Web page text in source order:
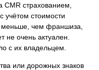
страхованием,
учётом стоимости
меньше, чем франшиза,
не очень актуален.
с их владельцем.
или дорожных знаков